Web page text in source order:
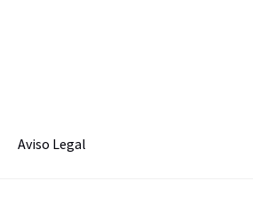
Aviso Legal